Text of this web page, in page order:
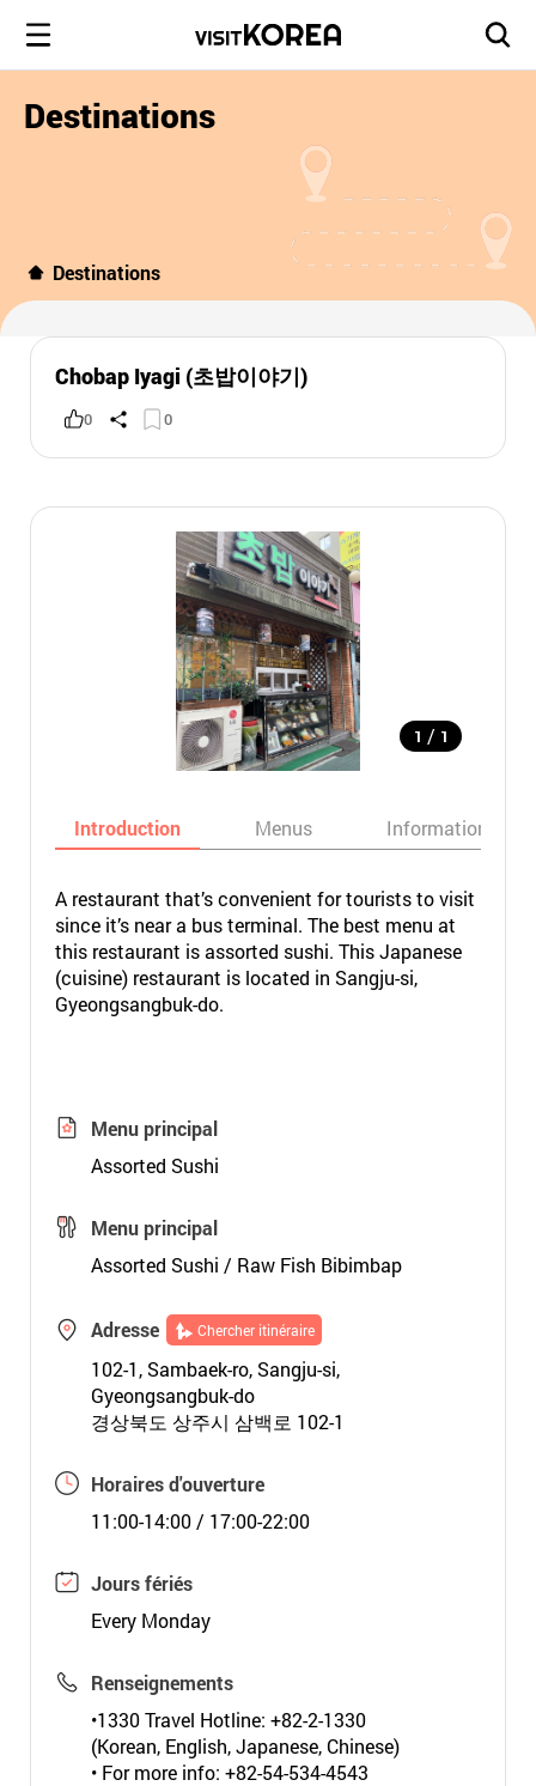
Destinations
Destinations
Chobap Iyagi (초밥이야기)
0 0
1 / 1
Introduction Menus Informations
A restaurant that’s convenient for tourists to visit
since it’s near a bus terminal. The best menu at
this restaurant is assorted sushi. This Japanese
(cuisine) restaurant is located in Sangju-si,
Gyeongsangbuk-do.
Menu principal
Assorted Sushi
Menu principal
Assorted Sushi / Raw Fish Bibimbap
Adresse Chercher itinéraire
102-1, Sambaek-ro, Sangju-si,
Gyeongsangbuk-do
경상북도 상주시 삼백로 102-1
Horaires d'ouverture
11:00-14:00 / 17:00-22:00
Jours fériés
Every Monday
Renseignements
•1330 Travel Hotline: +82-2-1330
(Korean, English, Japanese, Chinese)
• For more info: +82-54-534-4543